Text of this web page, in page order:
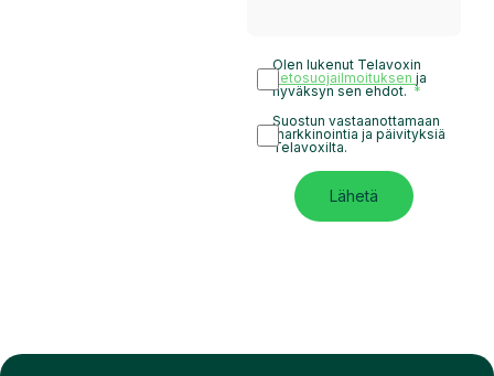
Olen lukenut Telavoxin
tietosuojailmoituksenja
hyväksyn sen ehdot.
Suostun vastaanottamaan
markkinointia ja päivityksiä
Telavoxilta.
Lähetä